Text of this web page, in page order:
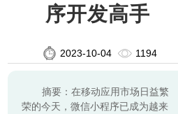
序开发高手
2023-10-04 1194
摘要：在移动应用市场日益繁
荣的今天，微信小程序已成为越来